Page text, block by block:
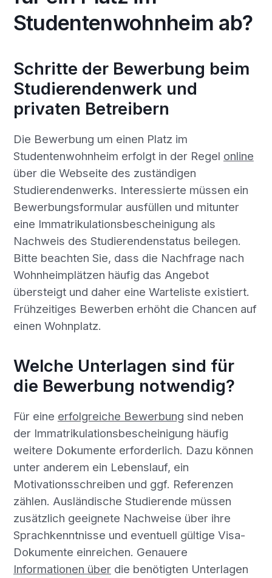
Studentenwohnheim ab?
Schritte der Bewerbung beim
Studierendenwerk und
privaten Betreibern
Die Bewerbung um einen Platz im
Studentenwohnheim erfolgt in der Regel online
über die Webseite des zuständigen
Studierendenwerks. Interessierte müssen ein
Bewerbungsformular ausfüllen und mitunter
eine Immatrikulationsbescheinigung als
Nachweis des Studierendenstatus beilegen.
Bitte beachten Sie, dass die Nachfrage nach
Wohnheimplätzen häufig das Angebot
übersteigt und daher eine Warteliste existiert.
Frühzeitiges Bewerben erhöht die Chancen auf
einen Wohnplatz.
Welche Unterlagen sind für
die Bewerbung notwendig?
Für eine erfolgreiche Bewerbung sind neben
der Immatrikulationsbescheinigung häufig
weitere Dokumente erforderlich. Dazu können
unter anderem ein Lebenslauf, ein
Motivationsschreiben und ggf. Referenzen
zählen. Ausländische Studierende müssen
zusätzlich geeignete Nachweise über ihre
Sprachkenntnisse und eventuell gültige Visa-
Dokumente einreichen. Genauere
Informationen überdie benötigten Unterlagen